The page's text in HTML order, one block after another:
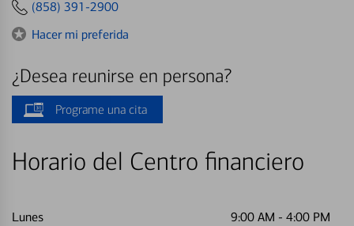
(858) 391-2900
Hacer mi preferida
¿Desea reunirse en persona?
Programe una cita
Horario del Centro financiero
Lunes 9:00 AM - 4:00 PM